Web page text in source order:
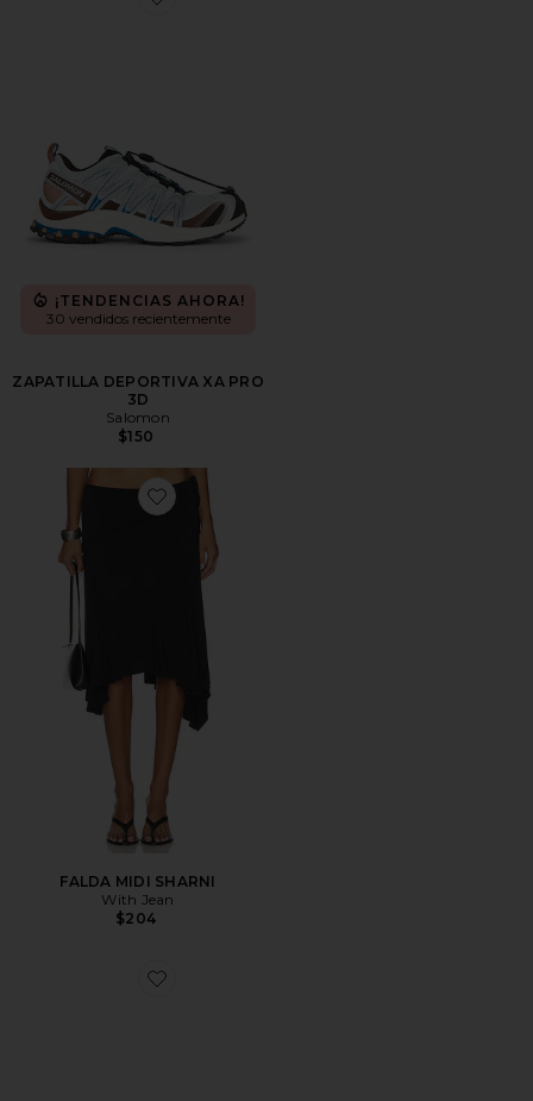
Favorite ZAPATILLA DEPORTIVA XA PRO 3D
¡TENDENCIAS AHORA!
30 vendidos recientemente
ZAPATILLA DEPORTIVA XA PRO
3D
Salomon
$150
Favorite FALDA MIDI SHARNI
FALDA MIDI SHARNI
With Jean
$204
Favorite ZAPATILLA DEPORTIVA XT-WHISPER